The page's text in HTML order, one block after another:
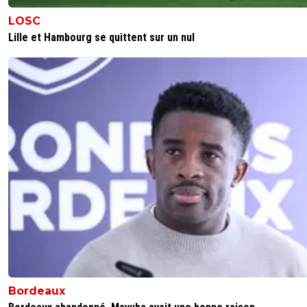
provenance
0+ Répondre
natcho1 06 décembre 2019 à 19:40 +0
Quel sens qu est ce qu' il raconte lui. Les clubs
espagnols intéressés n ont meme pas su
M sur la table.
0+ Répondre
momobf 06 décembre 2019 à 20:00 +
personne n'est idiot...ils disent sur FF qu'il est
qu'ils veulent le vendre et demandent 300M€,
avais des notions en économies tu
qu'ils n'ont jamais voulu le vendre.quand ces
médias sortent de bonnes infos sur le psg, on
leurs origines
LOSC
Lille et Hambourg se quittent sur un nul
Bordeaux